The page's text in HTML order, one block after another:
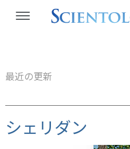
最近の更新
シェリダン